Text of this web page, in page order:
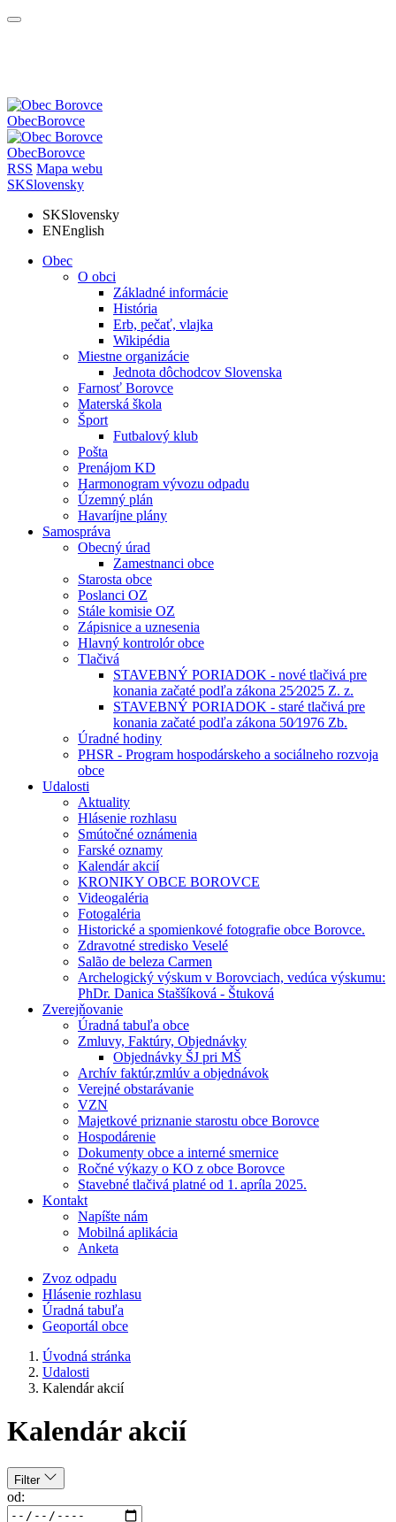
ObecBorovce
ObecBorovce
RSS Mapa webu
SKSlovensky
SKSlovensky
ENEnglish
Obec
O obci
Základné informácie
História
Erb, pečať, vlajka
Wikipédia
Miestne organizácie
Jednota dôchodcov Slovenska
Farnosť Borovce
Materská škola
Šport
Futbalový klub
Pošta
Prenájom KD
Harmonogram vývozu odpadu
Územný plán
Havaríjne plány
Samospráva
Obecný úrad
Zamestnanci obce
Starosta obce
Poslanci OZ
Stále komisie OZ
Zápisnice a uznesenia
Hlavný kontrolór obce
Tlačivá
STAVEBNÝ PORIADOK - nové tlačivá pre
konania začaté podľa zákona 25⁄2025 Z. z.
STAVEBNÝ PORIADOK - staré tlačivá pre
konania začaté podľa zákona 50⁄1976 Zb.
Úradné hodiny
PHSR - Program hospodárskeho a sociálneho rozvoja
obce
Udalosti
Aktuality
Hlásenie rozhlasu
Smútočné oznámenia
Farské oznamy
Kalendár akcií
KRONIKY OBCE BOROVCE
Videogaléria
Fotogaléria
Historické a spomienkové fotografie obce Borovce.
Zdravotné stredisko Veselé
Salão de beleza Carmen
Archelogický výskum v Borovciach, vedúca výskumu:
PhDr. Danica Staššíková - Štuková
Zverejňovanie
Úradná tabuľa obce
Zmluvy, Faktúry, Objednávky
Objednávky ŠJ pri MŠ
Archív faktúr,zmlúv a objednávok
Verejné obstarávanie
VZN
Majetkové priznanie starostu obce Borovce
Hospodárenie
Dokumenty obce a interné smernice
Ročné výkazy o KO z obce Borovce
Stavebné tlačivá platné od 1. apríla 2025.
Kontakt
Napíšte nám
Mobilná aplikácia
Anketa
Zvoz odpadu
Hlásenie rozhlasu
Úradná tabuľa
Geoportál obce
Úvodná stránka
Udalosti
Kalendár akcií
Kalendár akcií
Filter
od: